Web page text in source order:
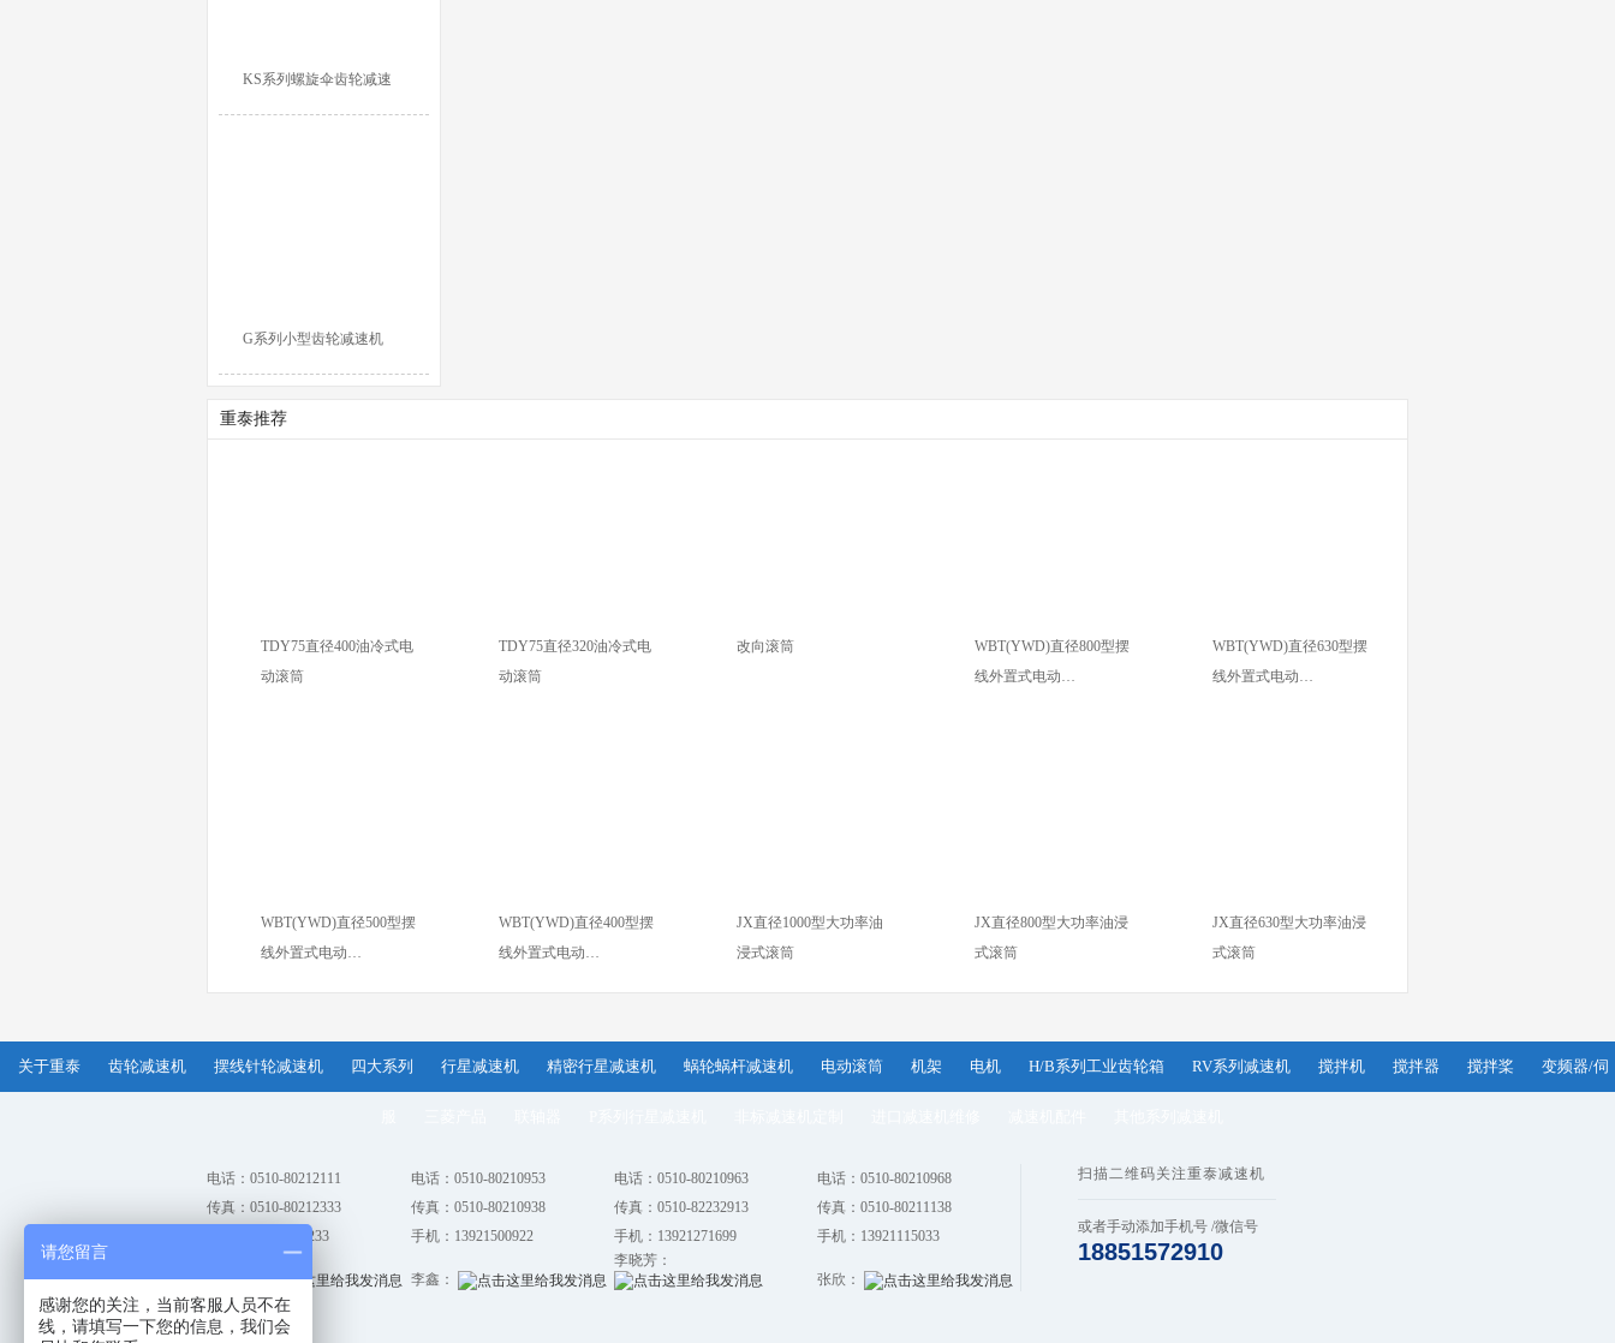
KS系列螺旋伞齿轮减速
G系列小型齿轮减速机
重泰推荐
TDY75直径400油冷式电
动滚筒
TDY75直径320油冷式电
动滚筒
改向滚筒
WBT(YWD)直径800型摆
线外置式电动…
WBT(YWD)直径630型摆
线外置式电动…
WBT(YWD)直径500型摆
线外置式电动…
WBT(YWD)直径400型摆
线外置式电动…
JX直径1000型大功率油
浸式滚筒
JX直径800型大功率油浸
式滚筒
JX直径630型大功率油浸
式滚筒
关于重泰 齿轮减速机 摆线针轮减速机 四大系列 行星减速机 精密行星减速机 蜗轮蜗杆减速机 电动滚筒 机架 电机 H/B系列工业齿轮箱 RV系列减速机 搅拌机 搅拌器 搅拌桨 变频器/伺
电话：0510-80212111 电话：0510-80210953 电话：0510-80210963
电话：0510-80210968
传真：0510-80212333
传真：0510-80210938 传真：0510-82232913
传真：0510-80211138
手机：13861821233
手机：13921500922 手机：13921271699 手机：13921115033
张丽： 李鑫：
李晓芳：
张欣：
扫描二维码关注重泰减速机
或者手动添加手机号 /微信号
18851572910
请您留言
感谢您的关注，当前客服人员不在
线，请填写一下您的信息，我们会